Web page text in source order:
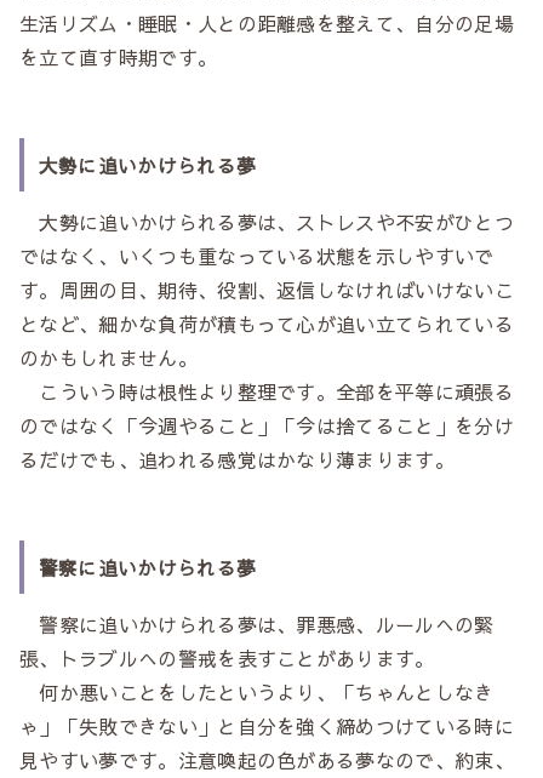
生活リズム・睡眠・人との距離感を整えて、自分の足場
を立て直す時期です。
大勢に追いかけられる夢
大勢に追いかけられる夢は、ストレスや不安がひとつ
ではなく、いくつも重なっている状態を示しやすいで
す。周囲の目、期待、役割、返信しなければいけないこ
となど、細かな負荷が積もって心が追い立てられている
のかもしれません。
こういう時は根性より整理です。全部を平等に頑張る
のではなく「今週やること」「今は捨てること」を分け
るだけでも、追われる感覚はかなり薄まります。
警察に追いかけられる夢
警察に追いかけられる夢は、罪悪感、ルールへの緊
張、トラブルへの警戒を表すことがあります。
何か悪いことをしたというより、「ちゃんとしなき
ゃ」「失敗できない」と自分を強く締めつけている時に
見やすい夢です。注意喚起の色がある夢なので、約束、